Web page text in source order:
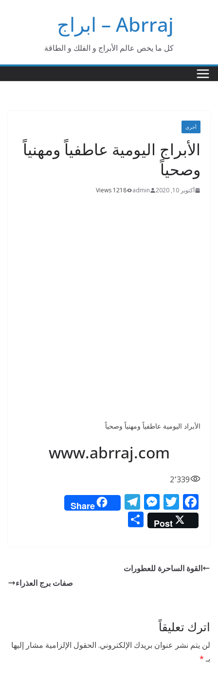
Abrraj – ابراج
كل ما يخص عالم الأبراج و الفلك و الطاقة
أخرى
الأبراج اليومية عاطفياً ومهنياً
وصحياً
أكتوبر 10, 2020 admin
1218 Views
الأبراد اليومية عاطفياً ومهنياً وصحياً
www.abrraj.com
2٬339
F
ac
e
o
T
w
itt
M
e
ss
n
g
T
el
a
Share
Post
e
القوة الساحرة للعطورات
صفات برج العذراء
اترك تعليقاً
لن يتم نشر عنوان بريدك الإلكتروني. الحقول الإلزامية مشار إليها
بـ*